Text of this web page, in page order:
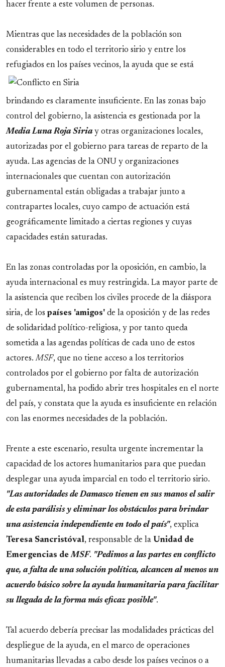
hacer frente a este volumen de personas.
Mientras que las necesidades de la población son
considerables en todo el territorio sirio y entre los
refugiados en los países vecinos, la ayuda que se está
brindando es claramente insuficiente. En las zonas bajo
control del gobierno, la asistencia es gestionada por la
Media Luna Roja Siria y otras organizaciones locales,
autorizadas por el gobierno para tareas de reparto de la
ayuda. Las agencias de la ONU y organizaciones
internacionales que cuentan con autorización
gubernamental están obligadas a trabajar junto a
contrapartes locales, cuyo campo de actuación está
geográficamente limitado a ciertas regiones y cuyas
capacidades están saturadas.
En las zonas controladas por la oposición, en cambio, la
ayuda internacional es muy restringida. La mayor parte de
la asistencia que reciben los civiles procede de la diáspora
siria, de los países 'amigos' de la oposición y de las redes
de solidaridad político-religiosa, y por tanto queda
sometida a las agendas políticas de cada uno de estos
actores.MSF, que no tiene acceso a los territorios
controlados por el gobierno por falta de autorización
gubernamental, ha podido abrir tres hospitales en el norte
del país, y constata que la ayuda es insuficiente en relación
con las enormes necesidades de la población.
Frente a este escenario, resulta urgente incrementar la
capacidad de los actores humanitarios para que puedan
desplegar una ayuda imparcial en todo el territorio sirio.
"Las autoridades de Damasco tienen en sus manos el salir
de esta parálisis y eliminar los obstáculos para brindar
una asistencia independiente en todo el país", explica
Teresa Sancristóval, responsable de la Unidad de
Emergencias deMSF. "Pedimos a las partes en conflicto
que, a falta de una solución política, alcancen al menos un
acuerdo básico sobre la ayuda humanitaria para facilitar
su llegada de la forma más eficaz posible".
Tal acuerdo debería precisar las modalidades prácticas del
despliegue de la ayuda, en el marco de operaciones
humanitarias llevadas a cabo desde los países vecinos o a